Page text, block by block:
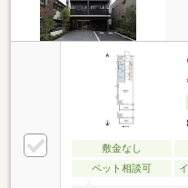
敷金なし
ペット相談可